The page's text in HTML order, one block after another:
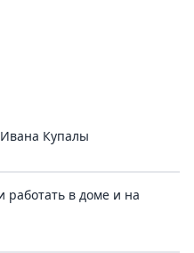
Купалы
в доме и на